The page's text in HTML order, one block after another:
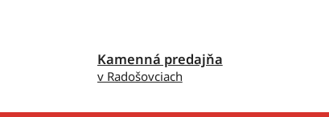
Kamenná predajňa
v Radošovciach